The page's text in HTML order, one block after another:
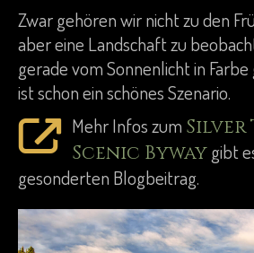
Zwar gehören wir nicht zu den
aber eine Landschaft zu
gerade vom Sonnenlicht in
ist schon ein schönes Szenario.
Mehr Infos zum Silver
Scenic Bywaygibt
gesonderten Blogbeitrag.